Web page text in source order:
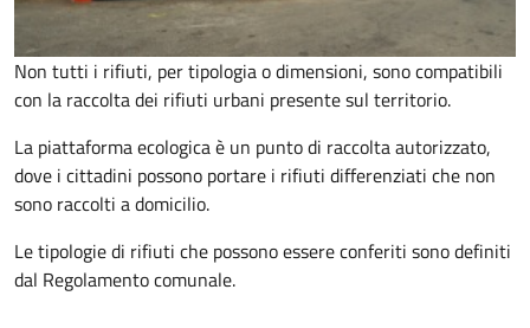
Non tutti i rifiuti, per tipologia o dimensioni, sono compatibili
con la raccolta dei rifiuti urbani presente sul territorio.
La piattaforma ecologica è un punto di raccolta autorizzato,
dove i cittadini possono portare i rifiuti differenziati che non
sono raccolti a domicilio.
Le tipologie di rifiuti che possono essere conferiti sono definiti
dal Regolamento comunale.